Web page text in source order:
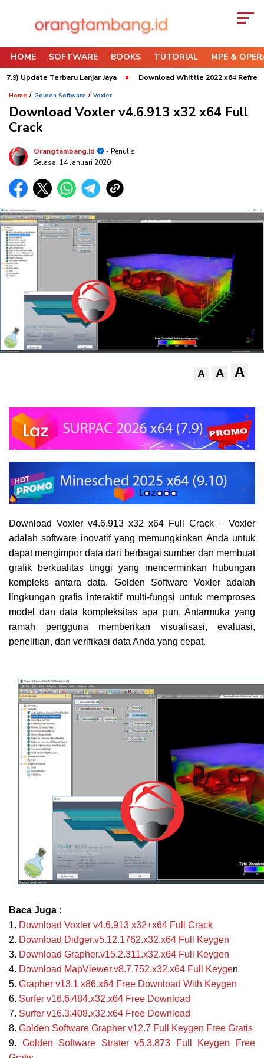
HOME SOFTWARE BOOKS TUTORIAL MPE &
Terbaru Lanjar Jaya Download Whittle 2022 x64 Refresh 3
Home / Golden Software / Voxler
Download Voxler v4.6.913 x32 x64 Full
Crack
Orangtambang.id
- Penulis
Selasa, 14 Januari 2020
A A A
Download Voxler v4.6.913 x32 x64 Full Crack – Voxler
adalah software inovatif yang memungkinkan Anda untuk
dapat mengimpor data dari berbagai sumber dan membuat
grafik berkualitas tinggi yang mencerminkan hubungan
kompleks antara data. Golden Software Voxler adalah
lingkungan grafis interaktif multi-fungsi untuk memproses
model dan data kompleksitas apa pun. Antarmuka yang
ramah pengguna memberikan visualisasi, evaluasi,
penelitian, dan verifikasi data Anda yang cepat.
Baca Juga :
1. Download Voxler v4.6.913 x32+x64 Full Crack
2. Download Didger.v5.12.1762.x32.x64 Full Keygen
3. Download Grapher.v15.2.311.x32.x64 Full Keygen
4. Download MapViewer.v8.7.752.x32.x64 Full Keygen
5. Grapher v13.1 x86.x64 Free Download With Keygen
6. Surfer v16.6.484.x32.x64 Free Download
7. Surfer v16.3.408.x32.x64 Free Download
8. Golden Software Grapher v12.7 Full Keygen Free Gratis
9. Golden Software Strater v5.3.873 Full Keygen Free